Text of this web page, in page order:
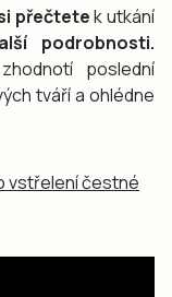
přečtetek utkání
podrobnosti.
zhodnotí poslední
tváří a ohlédne
vstřelení čestné